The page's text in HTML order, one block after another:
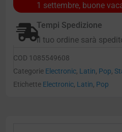
1 settembre, buone
Tempi Spedizione
Il tuo ordine sarà
COD 1085549608
Categorie Electronic, Latin, Pop,
Etichette Electronic, Latin, Pop